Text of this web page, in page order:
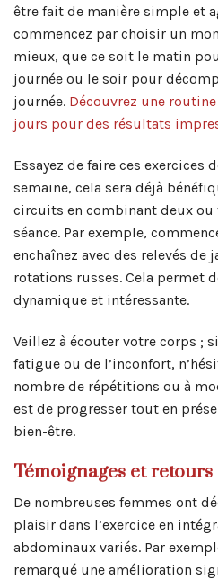
être fait de manière simple et
commencez par choisir un
mieux, que ce soit le matin
journée ou le soir pour
journée. Découvrez une
jours pour des résultats
Essayez de faire ces exercices
semaine, cela sera déjà
circuits en combinant deux ou
séance. Par exemple,
enchaînez avec des relevés de
rotations russes. Cela permet
dynamique et intéressante.
Veillez à écouter votre corps ;
fatigue ou de l’inconfort,
nombre de répétitions ou à
est de progresser tout en
bien-être.
Témoignages et retours
De nombreuses femmes ont
plaisir dans l’exercice en
abdominaux variés. Par
remarqué une amélioration